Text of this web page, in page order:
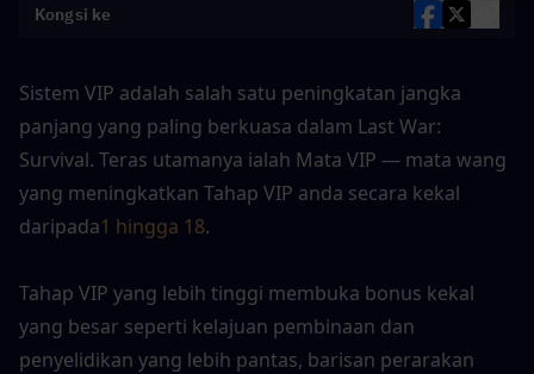
Kongsi ke
Sistem VIP adalah salah satu peningkatan jangka
panjang yang paling berkuasa dalam Last War:
Survival. Teras utamanya ialah Mata VIP — mata wang
yang meningkatkan Tahap VIP anda secara kekal
daripada1 hingga 18.
Tahap VIP yang lebih tinggi membuka bonus kekal
yang besar seperti kelajuan pembinaan dan
penyelidikan yang lebih pantas, barisan perarakan